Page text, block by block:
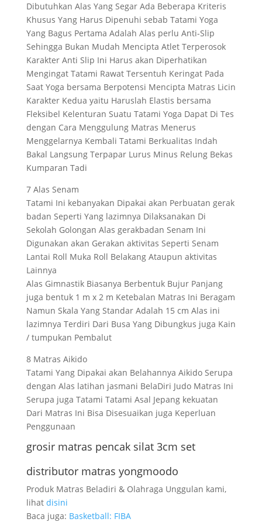
Dibutuhkan Alas Yang Segar Ada Beberapa Kriteris
Khusus Yang Harus Dipenuhi sebab Tatami Yoga
Yang Bagus Pertama Adalah Alas perlu Anti-Slip
Sehingga Bukan Mudah Mencipta Atlet Terperosok
Karakter Anti Slip Ini Harus akan Diperhatikan
Mengingat Tatami Rawat Tersentuh Keringat Pada
Saat Yoga bersama Berpotensi Mencipta Matras Licin
Karakter Kedua yaitu Haruslah Elastis bersama
Fleksibel Kelenturan Suatu Tatami Yoga Dapat Di Tes
dengan Cara Menggulung Matras Menerus
Menggelarnya Kembali Tatami Berkualitas Indah
Bakal Langsung Terpapar Lurus Minus Relung Bekas
Kumparan Tadi
7 Alas Senam
Tatami Ini kebanyakan Dipakai akan Perbuatan gerak
badan Seperti Yang lazimnya Dilaksanakan Di
Sekolah Golongan Alas gerakbadan Senam Ini
Digunakan akan Gerakan aktivitas Seperti Senam
Lantai Roll Muka Roll Belakang Ataupun aktivitas
Lainnya
Alas Gimnastik Biasanya Berbentuk Bujur Panjang
juga bentuk 1 m x 2 m Ketebalan Matras Ini Beragam
Namun Skala Yang Standar Adalah 15 cm Alas ini
lazimnya Terdiri Dari Busa Yang Dibungkus juga Kain
/ tumpukan Pembalut
8 Matras Aikido
Tatami Yang Dipakai akan Belahannya Aikido Serupa
dengan Alas latihan jasmani BelaDiri Judo Matras Ini
Serupa juga Tatami Tatami Asal Jepang kekuatan
Dari Matras Ini Bisa Disesuaikan juga Keperluan
Penggunaan
grosir matras pencak silat 3cm set
distributor matras yongmoodo
Produk Matras Beladiri & Olahraga Unggulan kami,
lihat disini
Baca juga: Basketball: FIBA